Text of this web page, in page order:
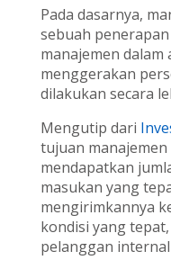
Pada dasarnya,
sebuah
manajemen
menggerakan
dilakukan secara
Mengutip dari
tujuan
mendapatkan
masukan yang
mengirimkannya
kondisi yang
pelanggan